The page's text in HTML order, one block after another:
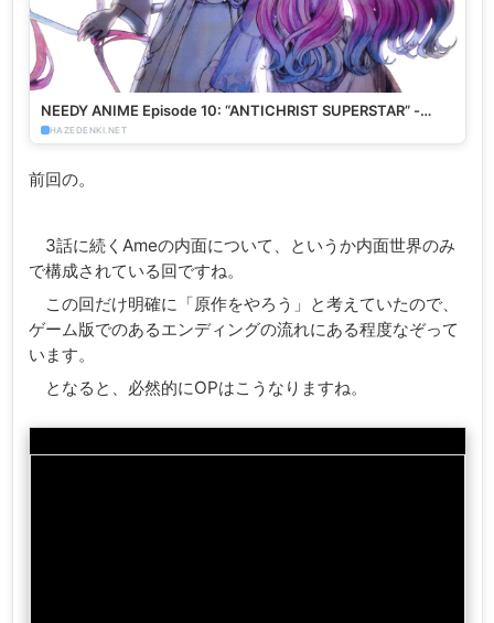
NEEDY ANIME Episode 10: “ANTICHRIST SUPERSTAR” -
HazeDenki.net
HAZEDENKI.NET
前回の。
3話に続くAmeの内面について、というか内面世界のみ
で構成されている回ですね。
この回だけ明確に「原作をやろう」と考えていたので、
ゲーム版でのあるエンディングの流れにある程度なぞって
います。
となると、必然的にOPはこうなりますね。